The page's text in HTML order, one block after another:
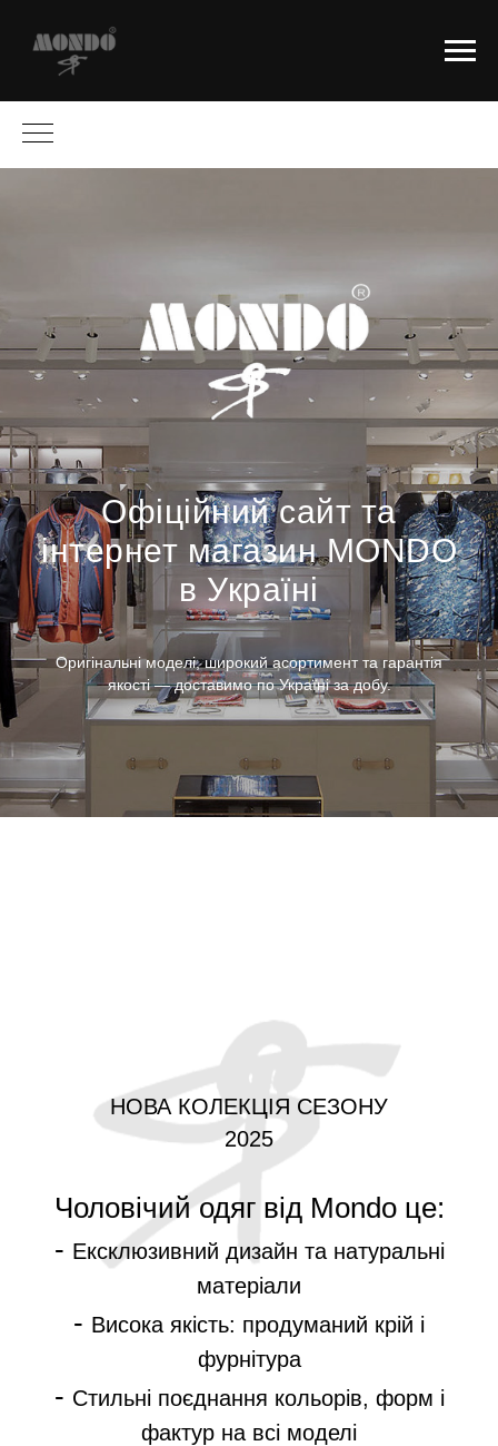
Офіційний сайт та
інтернет магазин MONDO
в Україні
Оригінальні моделі, широкий асортимент та гарантія
якості — доставимо по Україні за добу.
НОВА КОЛЕКЦІЯ СЕЗОНУ
2025
Чоловічий одяг від Mondo це:
- Ексклюзивний дизайн та натуральні
матеріали
- Висока якість: продуманий крій і
фурнітура
- Стильні поєднання кольорів, форм і
фактур на всі моделі